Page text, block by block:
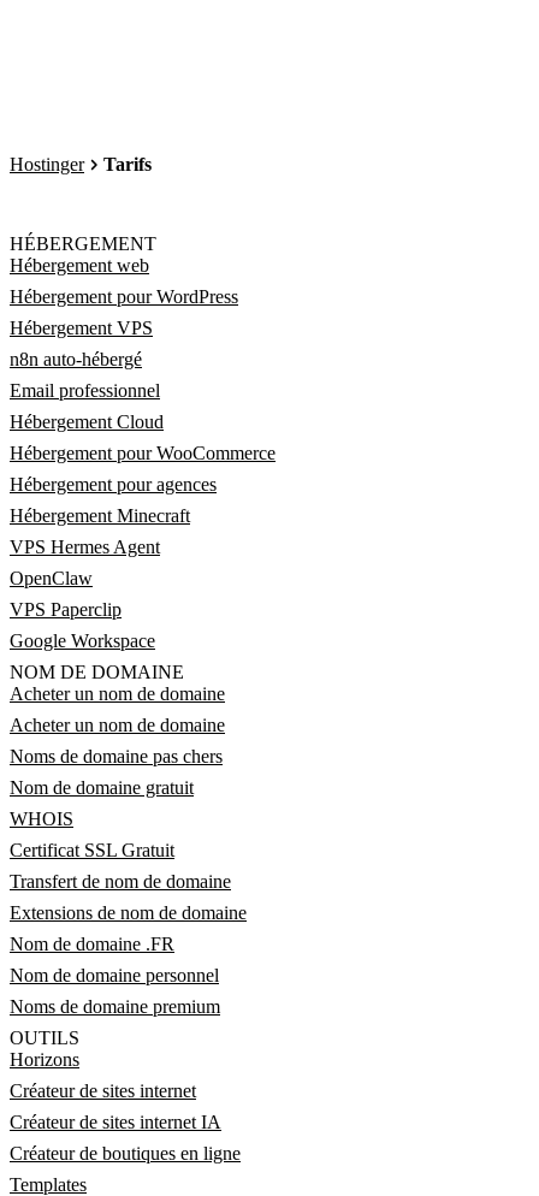
Hostinger Tarifs
HÉBERGEMENT
Hébergement web
Hébergement pour WordPress
Hébergement VPS
n8n auto-hébergé
Email professionnel
Hébergement Cloud
Hébergement pour WooCommerce
Hébergement pour agences
Hébergement Minecraft
VPS Hermes Agent
OpenClaw
VPS Paperclip
Google Workspace
NOM DE DOMAINE
Acheter un nom de domaine
Acheter un nom de domaine
Noms de domaine pas chers
Nom de domaine gratuit
WHOIS
Certificat SSL Gratuit
Transfert de nom de domaine
Extensions de nom de domaine
Nom de domaine .FR
Nom de domaine personnel
Noms de domaine premium
OUTILS
Horizons
Créateur de sites internet
Créateur de sites internet IA
Créateur de boutiques en ligne
Templates